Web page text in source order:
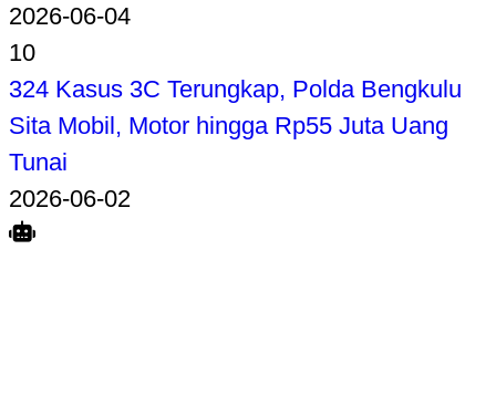
2026-06-04
10
324 Kasus 3C Terungkap, Polda Bengkulu
Sita Mobil, Motor hingga Rp55 Juta Uang
Tunai
2026-06-02